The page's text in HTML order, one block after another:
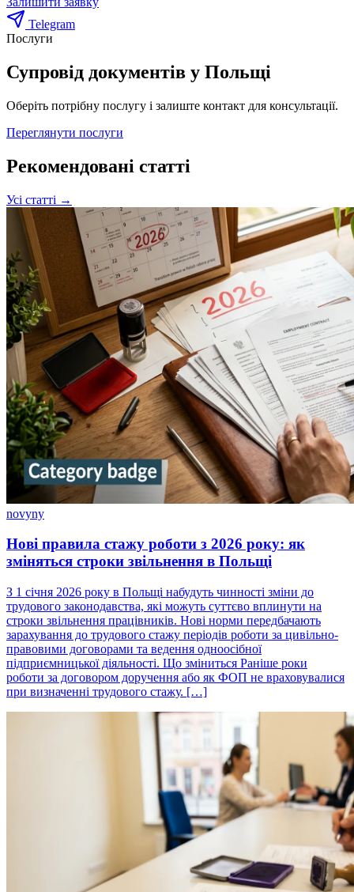
Telegram
Послуги
Супровід документів у Польщі
Оберіть потрібну послугу і залиште контакт для консультації.
Переглянути послуги
Рекомендовані статті
Усі статті →
novyny
Нові правила стажу роботи з 2026 року: як
зміняться строки звільнення в Польщі
З 1 січня 2026 року в Польщі набудуть чинності зміни до
трудового законодавства, які можуть суттєво вплинути на
строки звільнення працівників. Нові норми передбачають
зарахування до трудового стажу періодів роботи за цивільно-
правовими договорами та ведення одноосібної
підприємницької діяльності. Що зміниться Раніше роки
роботи за договором доручення або як ФОП не враховувалися
при визначенні трудового стажу. […]